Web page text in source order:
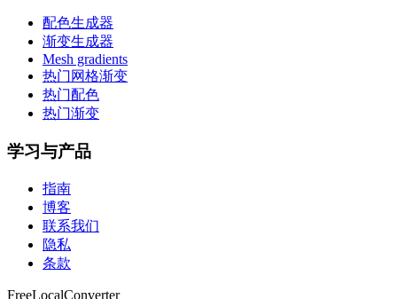
配色生成器
渐变生成器
Mesh gradients
热门网格渐变
热门配色
热门渐变
学习与产品
指南
博客
联系我们
隐私
条款
FreeLocalConverter